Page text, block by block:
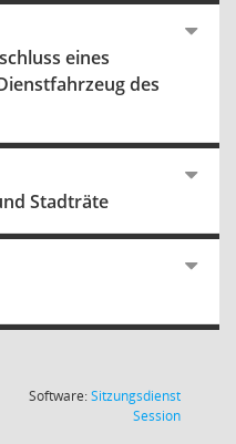
eines
des
Stadträte
Software:Sitzungsdienst
Session(Wird in